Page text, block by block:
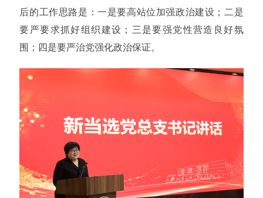
后的工作思路是：一是要高站位加强政治建设；二是
要严要求抓好组织建设；三是要强党性营造良好氛
围；四是要严治党强化政治保证。